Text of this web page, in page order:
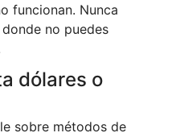
funcionan. Nunca
no puedes
dólares o
sobre métodos de